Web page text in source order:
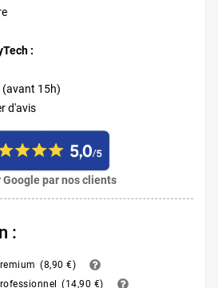
:
(avant 15h)
d'avis
par nos clients
:
(8,90 €)
(14,90 €)